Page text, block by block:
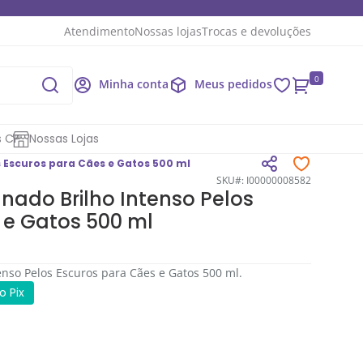
AtendimentoNossas lojasTrocas e devoluções
Minha conta Meus pedidos 0
CP Nossas Lojas
para Cães e Gatos 500 ml
SKU#: I00000008582
Brilho Intenso Pelos
Gatos 500 ml
Pelos Escuros para Cães e Gatos 500 ml.
Pix